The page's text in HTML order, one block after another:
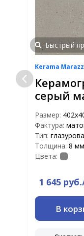
Быстрый
Kerama
серый
Размер:
Фактура:
Тип:
Толщина: 8 мм
Цвета:
1 645
В